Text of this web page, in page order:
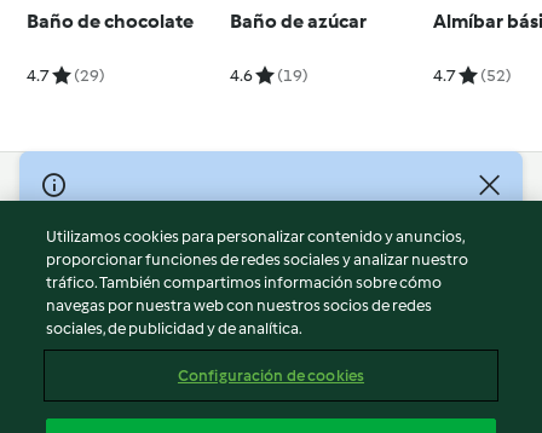
Baño de chocolate
4.7 (29)
Baño de azúcar
4.6 (19)
Almíbar
4.7 (52)
© Copyright 2026
Términos de uso
Política de privacidad
Aviso legal
Información legal
Reportar contenido
Utilizamos cookies para personalizar contenido y anuncios,
proporcionar funciones de redes sociales y analizar nuestro
tráfico. También compartimos información sobre cómo
navegas por nuestra web con nuestros socios de redes
sociales, de publicidad y de analítica.
Configuración de cookies